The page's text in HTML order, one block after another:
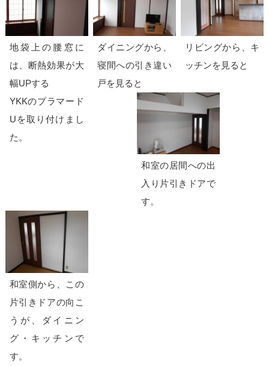
地袋上の腰窓に
は、断熱効果が大
幅UPする
YKKのプラマード
Uを取り付けまし
た。
ダイニングから、
寝間への引き違い
戸を見ると
リビングから、キ
ッチンを見ると
和室の居間への出
入り片引きドアで
す。
和室側から、この
片引きドアの向こ
うが、ダイニン
グ・キッチンで
す。